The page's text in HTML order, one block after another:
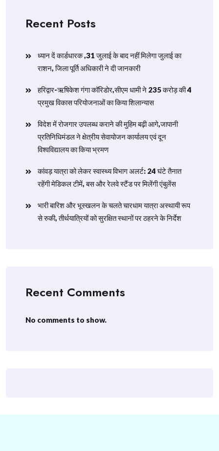
Recent Posts
ध्यान दें कार्डधारक ,31 जुलाई के बाद नहीं मिलेगा जुलाई का
राशन, जिला पूर्ति अधिकारी ने दी जानकारी
हरिद्वार-ऋषिकेश गंगा कॉरिडोर,सीएम धामी ने 235 करोड़ की 4
प्रमुख विकास परियोजनाओं का किया शिलान्यास
विदेश में रोजगार उपलब्ध कराने की मुहिम बढ़ी आगे,जापानी
प्रतिनिधिमंडल ने क्षेत्रीय सेवायोजन कार्यालय एवं दून
विश्वविद्यालय का किया भ्रमण
​कांवड़ यात्रा को लेकर स्वास्थ्य विभाग अलर्ट: 24 घंटे तैनात
रहेंगी मेडिकल टीमें, बस और रेलवे स्टैंड पर मिलेंगी एंबुलेंस
​भारी बारिश और भूस्खलन के चलते चारधाम यात्रा अस्थायी रूप
से रुकी, तीर्थयात्रियों को सुरक्षित स्थानों पर ठहरने के निर्देश
Recent Comments
No comments to show.